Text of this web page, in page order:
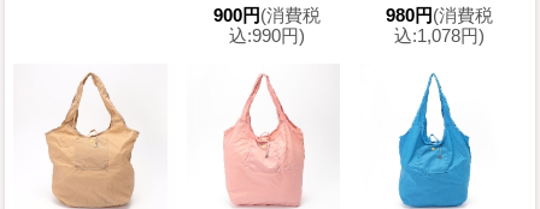
900円(消費税
込:990円)
980円(消費税
込:1,078円)